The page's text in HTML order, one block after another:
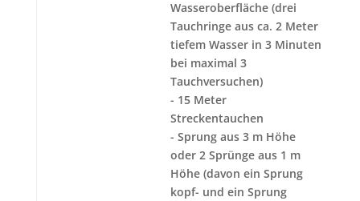
Wasseroberfläche (drei
Tauchringe aus ca. 2 Meter
tiefem Wasser in 3 Minuten
bei maximal 3
Tauchversuchen)
- 15 Meter
Streckentauchen
- Sprung aus 3 m Höhe
oder 2 Sprünge aus 1 m
Höhe (davon ein Sprung
kopf- und ein Sprung